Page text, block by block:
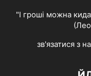
"І гроші можна
зв'язатися з